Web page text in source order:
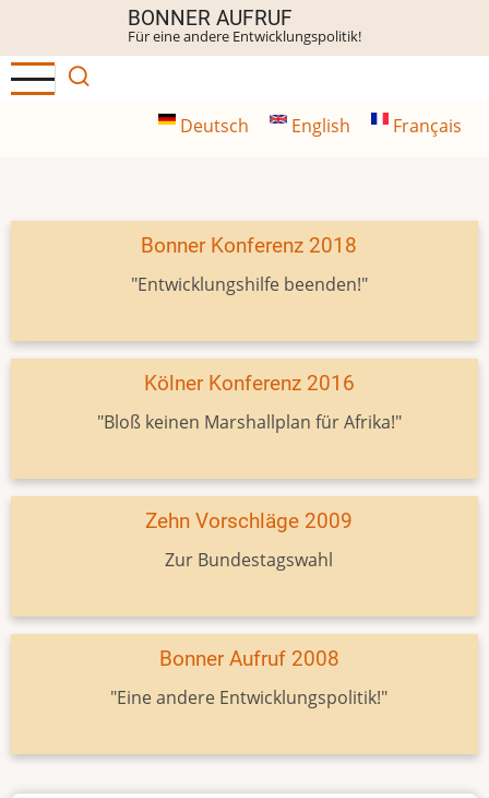
Inhalt
BONNER AUFRUF
Für eine andere Entwicklungspolitik!
Deutsch English Français
Bonner Konferenz 2018
"Entwicklungshilfe beenden!"
Kölner Konferenz 2016
"Bloß keinen Marshallplan für Afrika!"
Zehn Vorschläge 2009
Zur Bundestagswahl
Bonner Aufruf 2008
"Eine andere Entwicklungspolitik!"